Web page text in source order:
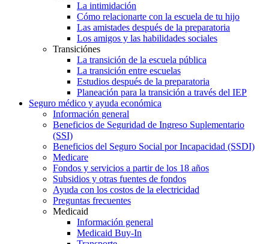
La intimidación
Cómo relacionarte con la escuela de tu hijo
Las amistades después de la preparatoria
Los amigos y las habilidades sociales
Transiciónes
La transición de la escuela pública
La transición entre escuelas
Estudios después de la preparatoria
Planeación para la transición a través del IEP
Seguro médico y ayuda económica
Información general
Beneficios de Seguridad de Ingreso Suplementario
(SSI)
Beneficios del Seguro Social por Incapacidad (SSDI)
Medicare
Fondos y servicios a partir de los 18 años
Subsidios y otras fuentes de fondos
Ayuda con los costos de la electricidad
Preguntas frecuentes
Medicaid
Información general
Medicaid Buy-In